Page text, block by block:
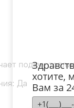
подачу
Да
хотите,
Вам за